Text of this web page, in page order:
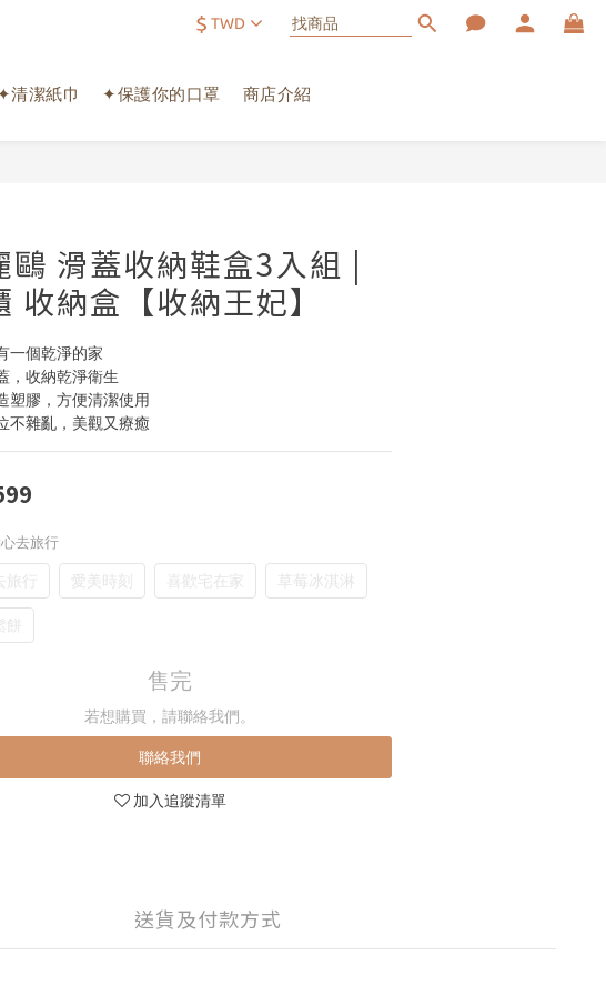
$ TWD
清潔紙巾 ✦保護你的口罩 商店介紹
鷗 滑蓋收納鞋盒3入組 |
收納盒【收納王妃】
一個乾淨的家
，收納乾淨衛生
塑膠，方便清潔使用
不雜亂，美觀又療癒
心去旅行
旅行 愛美時刻 喜歡宅在家 草莓冰淇淋
售完
若想購買，請聯絡我們。
聯絡我們
加入追蹤清單
送貨及付款方式